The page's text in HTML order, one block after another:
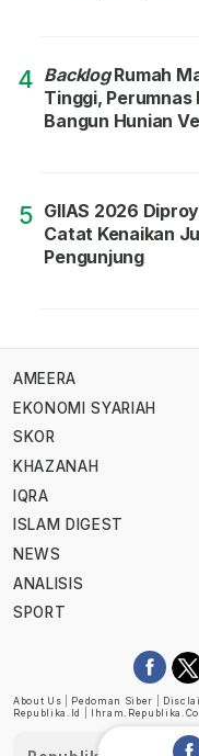
4 BacklogRumah
Tinggi, Perumnas
Bangun Hunian
5 GIIAS 2026
Catat Kenaikan
Pengunjung
AMEERA
EKONOMI SYARIAH
SKOR
KHAZANAH
IQRA
ISLAM DIGEST
NEWS
ANALISIS
SPORT
About Us Pedoman Siber
Republika.id